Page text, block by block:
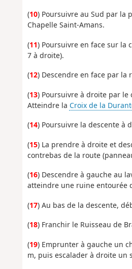
(10) Poursuivre au Sud par la
Chapelle Saint-Amans.
(11) Poursuivre en face sur la
7 à droite).
(12) Descendre en face par
(13) Poursuivre à droite par
Atteindre la Croix de la
(14) Poursuivre la descente à
(15) La prendre à droite et
contrebas de la route
(16) Descendre à gauche au
atteindre une ruine entourée
(17) Au bas de la descente,
(18) Franchir le Ruisseau de
(19) Emprunter à gauche un
m, puis escalader à droite un